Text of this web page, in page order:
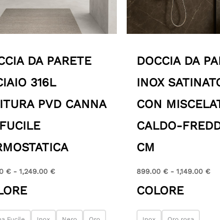
DA PARETE
316L
PVD CANNA
€ - 1,249.00 €
DOCCIA DA
INOX
CON
CALDO-
CM
899.00 € - 1,149.00 €
COLORE